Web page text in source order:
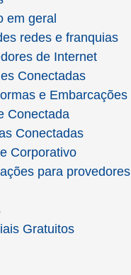
em geral
redes e franquias
de Internet
Conectadas
e Embarcações
Conectada
Conectadas
Corporativo
para provedores
Gratuitos